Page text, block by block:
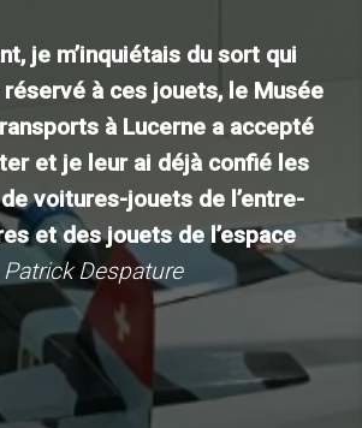
je m’inquiétais du sort qui
à ces jouets, le Musée
à Lucerne a accepté
et je leur ai déjà confié les
voitures-jouets de l’entre-
et des jouets de l’espace
Patrick Despature